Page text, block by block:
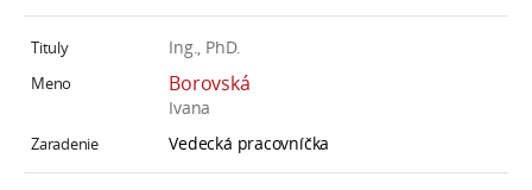
Ing., PhD.
Borovská
Ivana
Vedecká pracovníčka